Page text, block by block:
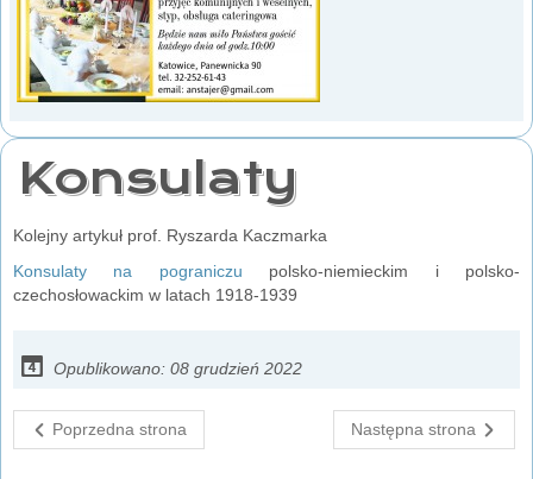
Konsulaty
Kolejny artykuł prof. Ryszarda Kaczmarka
Konsulaty na pograniczu polsko-niemieckim i polsko-
czechosłowackim w latach 1918-1939
Opublikowano: 08 grudzień 2022
Poprzedna strona Następna strona